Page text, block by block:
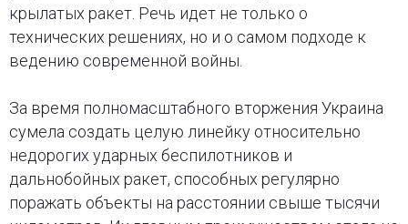
крылатых ракет. Речь идет не только о
технических решениях, но и о самом подходе к
ведению современной войны.
За время полномасштабного вторжения Украина
сумела создать целую линейку относительно
недорогих ударных беспилотников и
дальнобойных ракет, способных регулярно
поражать объекты на расстоянии свыше тысячи